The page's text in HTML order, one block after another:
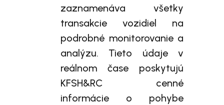
zaznamenáva všetky
transakcie vozidiel na
podrobné monitorovanie a
analýzu. Tieto údaje v
reálnom čase poskytujú
KFSH&RC cenné
informácie o pohybe